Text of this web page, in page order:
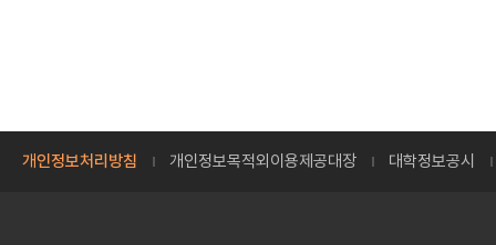
개인정보처리방침 개인정보목적외이용제공대장 대학정보공시